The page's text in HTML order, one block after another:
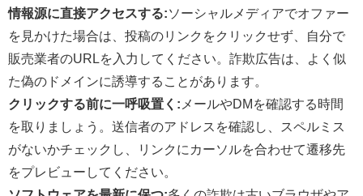
情報源に直接アクセスする:ソーシャルメディアでオファー
を見かけた場合は、投稿のリンクをクリックせず、自分で
販売業者のURLを入力してください。詐欺広告は、よく似
た偽のドメインに誘導することがあります。
クリックする前に一呼吸置く: メールやDMを確認する時間
を取りましょう。送信者のアドレスを確認し、スペルミス
がないかチェックし、リンクにカーソルを合わせて遷移先
をプレビューしてください。